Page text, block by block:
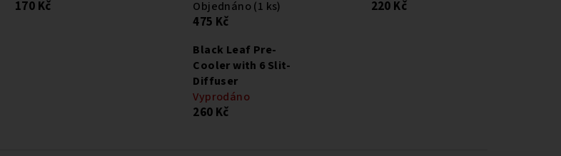
170 Kč
Objednáno(1 ks)
475 Kč
220 Kč
Black Leaf Pre-
Cooler with 6 Slit-
Diffuser
Vyprodáno
260 Kč